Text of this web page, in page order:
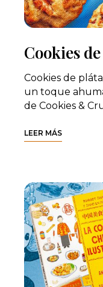
Cookies
Cookies de
un toque
de Cookies &
LEER MÁS